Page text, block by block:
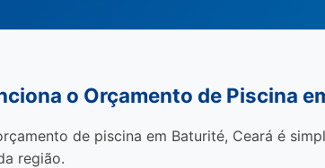
o Orçamento de Piscina
de piscina em Baturité, Ceará é
região.